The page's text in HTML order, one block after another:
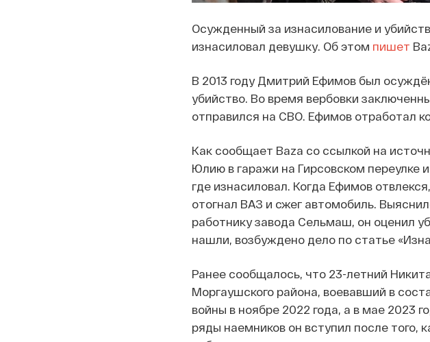
Осужденный за изнасилование и
изнасиловал девушку. Об этом пишет
В 2013 году Дмитрий Ефимов был
убийство. Во время вербовки
отправился на СВО. Ефимов отработал
Как сообщает Baza со ссылкой на
Юлию в гаражи на Гирсовском переулке
где изнасиловал. Когда Ефимов
отогнал ВАЗ и сжег автомобиль.
работнику завода Сельмаш, он оценил
нашли, возбуждено дело по статье
Ранее сообщалось, что 23-летний
Моргаушского района, воевавший в
войны в ноябре 2022 года, а в мае 2023
ряды наемников он вступил после того,